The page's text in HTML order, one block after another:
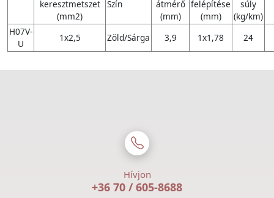
keresztmetszet
(mm2)
Szín
átmérő
(mm)
felépítése
(mm)
súly
(kg/km)
H07V-
U
1x2,5 Zöld/Sárga 3,9 1x1,78 24
Hívjon
+36 70 / 605-8688